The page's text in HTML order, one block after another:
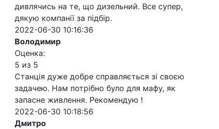
дивлячись на те, що дизельний. Все супер,
дякую компанії за підбір.
2022-06-30 10:16:36
Володимир
Оценка:
5 из 5
Станція дуже добре справляється зі своєю
задачею. Нам потрібно було для мафу, як
запасне живлення. Рекомендую !
2022-06-30 10:18:56
Дмитро